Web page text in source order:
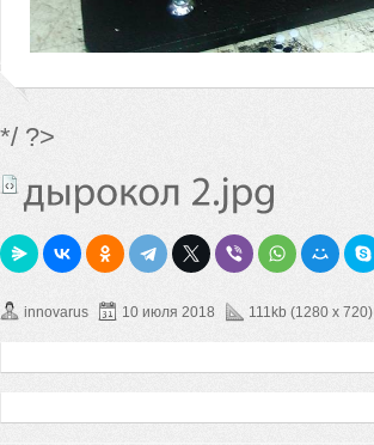
*/ ?>
innovarus 10 июля 2018 111kb (1280 x 720)